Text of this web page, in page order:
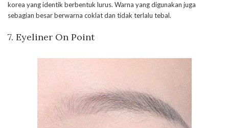
korea yang identik berbentuk lurus. Warna yang digunakan juga
sebagian besar berwarna coklat dan tidak terlalu tebal.
7. Eyeliner On Point